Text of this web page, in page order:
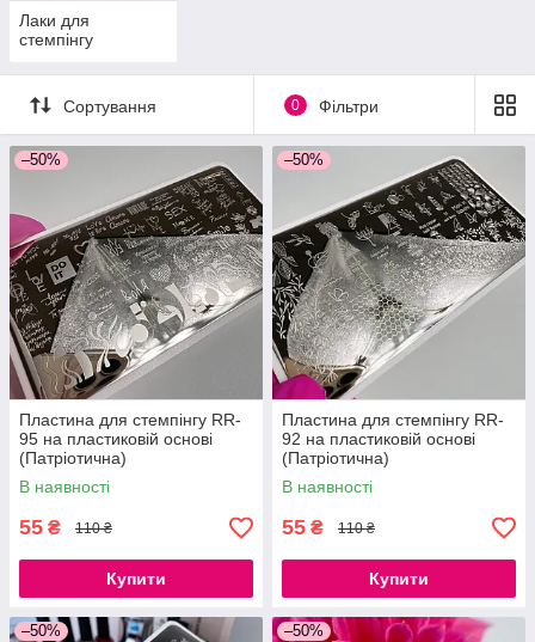
Лаки для
стемпінгу
Сортування 0 Фільтри
–50%
Пластина для стемпінгу RR-
95 на пластиковій основі
(Патріотична)
В наявності
55 ₴ 110 ₴
Купити
–50%
Пластина для стемпінгу RR-
92 на пластиковій основі
(Патріотична)
В наявності
55 ₴ 110 ₴
Купити
–50% –50%